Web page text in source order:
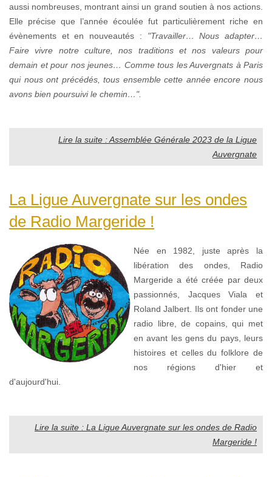
aussi nombreuses, montrant ainsi un grand soutien à nos actions.
Elle précise que l’année écoulée fut particulièrement riche en
évènements et en nouveautés : "Travailler… Nous adapter…
Faire vivre notre culture, nos traditions et nos valeurs pour
demain et pour nos jeunes… Comme tous les Auvergnats à Paris
qui nous ont précédés, tous ensemble cette année encore nous
avons bien poursuivi le chemin…".
Lire la suite : Assemblée Générale 2023 de la Ligue
Auvergnate
La Ligue Auvergnate sur les ondes
de Radio Margeride !
Née en 1982, juste après la
libération des ondes, Radio
Margeride a été créée par deux
passionnés, Jacques Viala et
Roland Jalbert. Ils ont fonder une
radio libre, de copains, qui met
en avant les gens du pays, leurs
histoires et celles du folklore de
nos régions d'hier et
d'aujourd'hui.
Lire la suite : La Ligue Auvergnate sur les ondes de Radio
Margeride !